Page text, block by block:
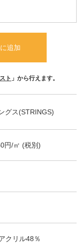
追加
ト 」から行えます。
グス(STRINGS)
円/㎡ (税別)
クリル48％